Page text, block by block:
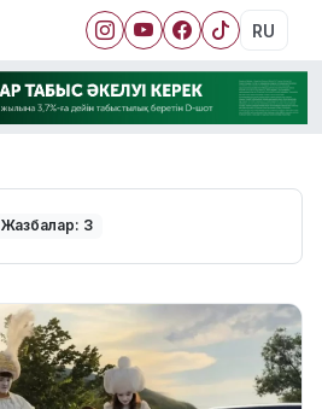
RU
Жазбалар: 3